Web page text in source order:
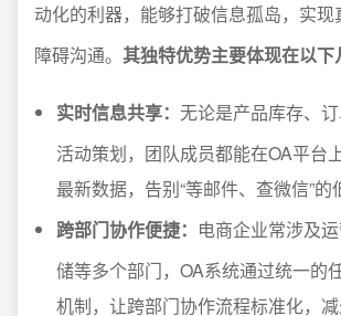
动化的利器，能够打破信息孤岛，实
障碍沟通。 其独特优势主要体现在以下
实时信息共享： 无论是产品库存、
活动策划，团队成员都能在OA平台
最新数据，告别“等邮件、查微信”的
跨部门协作便捷： 电商企业常涉及
储等多个部门，OA系统通过统一的
机制，让跨部门协作流程标准化，